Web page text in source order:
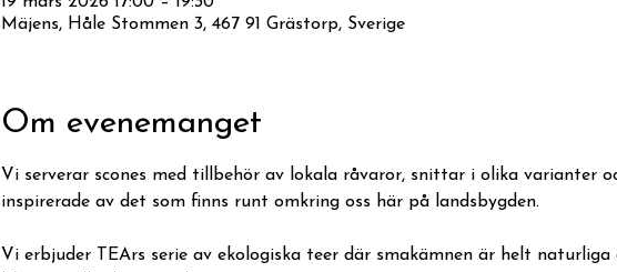
Mäjens, Håle Stommen 3, 467 91 Grästorp, Sverige
Om evenemanget
Vi serverar scones med tillbehör av lokala råvaror, snittar i olika varianter
inspirerade av det som finns runt omkring oss här på landsbygden.
Vi erbjuder TEArs serie av ekologiska teer där smakämnen är helt